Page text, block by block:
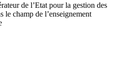
de l’Etat pour la gestion des
le champ de l’enseignement